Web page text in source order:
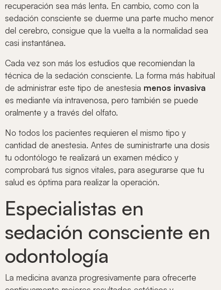
recuperación sea más lenta. En cambio, como con la
sedación consciente se duerme una parte mucho menor
del cerebro, consigue que la vuelta a la normalidad sea
casi instantánea.
Cada vez son más los estudios que recomiendan la
técnica de la sedación consciente. La forma más habitual
de administrar este tipo de anestesia menos invasiva
es mediante vía intravenosa, pero también se puede
oralmente y a través del olfato.
No todos los pacientes requieren el mismo tipo y
cantidad de anestesia. Antes de suministrarte una dosis
tu odontólogo te realizará un examen médico y
comprobará tus signos vitales, para asegurarse que tu
salud es óptima para realizar la operación.
Especialistas en
sedación consciente en
odontología
La medicina avanza progresivamente para ofrecerte